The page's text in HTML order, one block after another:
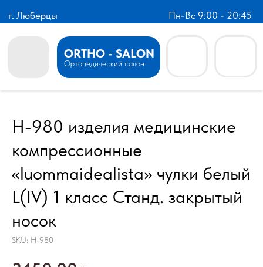
г. Люберцы Пн-Вс 9:00 - 20:45
ORTHO - SALON
Ортопедический салон
H-980 изделия медицинские
компрессионные
«luommaidealista» чулки белый
L(IV) 1 класс Станд. закрытый
носок
SKU: H-980